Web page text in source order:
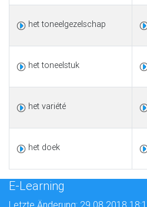
het toneelgezelschap
het toneelstuk
het variété
het doek
E-Learning
Letzte Änderung: 29.08.2018